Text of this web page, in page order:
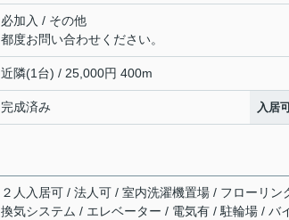
必加入 / その他
都度お問い合わせください。
近隣(1台) / 25,000円 400m
完成済み 入居
２人入居可 / 法人可 / 室内洗濯機置場 / フローリ
換気システム / エレベーター / 電気有 / 駐輪場 / バ